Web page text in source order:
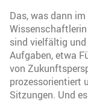
Das, was dann
sind vielfältig
Aufgaben, etwa
von
prozessorientiert
Sitzungen. Und